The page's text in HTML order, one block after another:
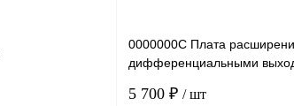
0000000C Плата
дифференциальными
5 700 ₽ / шт